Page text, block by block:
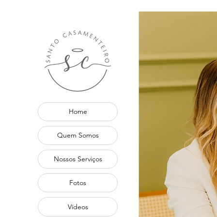
Home
Quem Somos
Nossos Serviços
Fotos
Vídeos